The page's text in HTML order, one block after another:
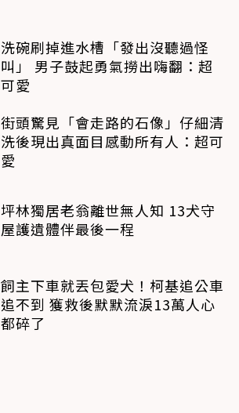
洗碗刷掉進水槽「發出沒聽過怪
叫」 男子鼓起勇氣撈出嗨翻：超
可愛
街頭驚見「會走路的石像」仔細清
洗後現出真面目感動所有人：超可
愛
坪林獨居老翁離世無人知 13犬守
屋護遺體伴最後一程
飼主下車就丟包愛犬！柯基追公車
追不到 獲救後默默流淚13萬人心
都碎了